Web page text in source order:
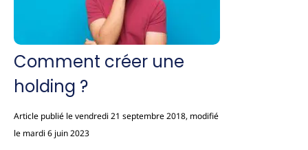
Comment créer une
holding ?
Article publié le vendredi 21 septembre 2018, modifié
le mardi 6 juin 2023